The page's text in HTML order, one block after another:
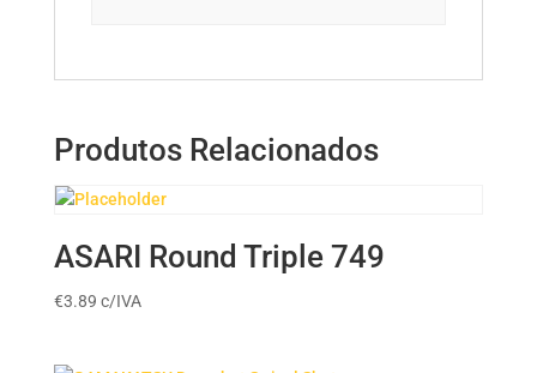
Produtos Relacionados
ASARI Round Triple 749
€3.89 c/IVA